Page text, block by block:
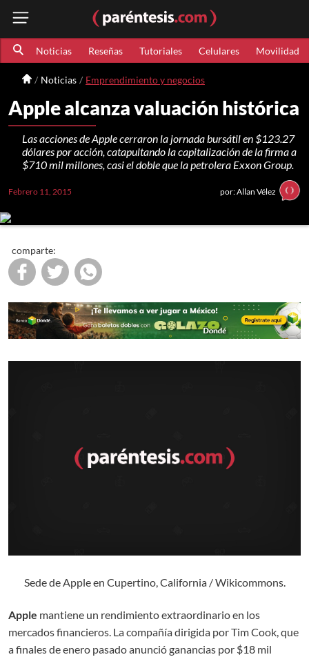
Noticias Reseñas Tutoriales Celulares Movilidad
Noticias Emprendimiento y negocios
Apple alcanza valuación histórica
Las acciones de Apple cerraron la jornada bursátil en $123.27
dólares por acción, catapultando la capitalización de la firma a
$710 mil millones, casi el doble que la petrolera Exxon Group.
Febrero 11, 2015 por: Allan Vélez
comparte:
Sede de Apple en Cupertino, California / Wikicommons.
Apple mantiene un rendimiento extraordinario en los
mercados financieros. La compañía dirigida por Tim Cook, que
a finales de enero pasado anunció ganancias por $18 mil